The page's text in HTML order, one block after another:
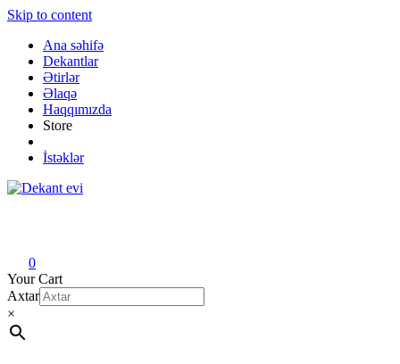
Skip to content
Ana səhifə
Dekantlar
Ətirlər
Əlaqə
Haqqımızda
Store
İstəklər
0
Your Cart
Axtar
×